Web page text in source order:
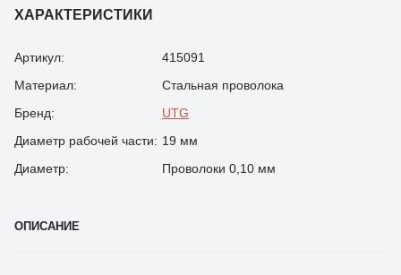
ХАРАКТЕРИСТИКИ
Артикул:
415091
Материал:
Стальная проволока
Бренд:
UTG
Диаметр рабочей части: 19 мм
Диаметр:
Проволоки 0,10 мм
ОПИСАНИЕ